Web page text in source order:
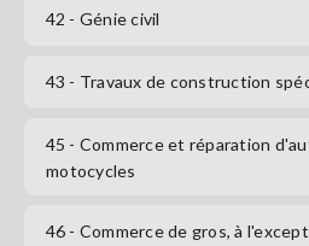
42 - Génie civil
43 - Travaux de construction
45 - Commerce et réparation
motocycles
46 - Commerce de gros, à